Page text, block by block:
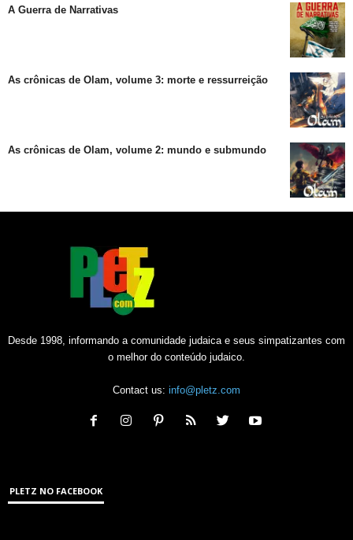
A Guerra de Narrativas
As crônicas de Olam, volume 3: morte e ressurreição
As crônicas de Olam, volume 2: mundo e submundo
Desde 1998, informando a comunidade judaica e seus simpatizantes com
o melhor do conteúdo judaico.
Contact us: info@pletz.com
PLETZ NO FACEBOOK